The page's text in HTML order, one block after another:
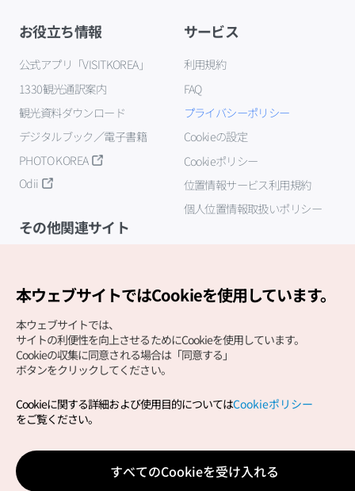
お役立ち情報
公式アプリ「VISITKOREA」
1330観光通訳案内
観光資料ダウンロード
デジタルブック／電子書籍
PHOTO KOREA
Odii
サービス
利用規約
FAQ
プライバシーポリシー
Cookieの設定
Cookieポリシー
位置情報サービス利用規約
個人位置情報取扱いポリシー
その他関連サイト
Copyright (c) Korea Tourism Organization All Rights
サイトエラー報告公式メール
japanese@knto.or.kr
本ウェブサイトではCookieを使用しています。
本ウェブサイトでは、
サイトの利便性を向上させるためにCookieを使用しています。
Cookieの収集に同意される場合は「同意する」
ボタンをクリックしてください。
Cookieに関する詳細および使用目的についてはCookieポリシー
をご覧ください。
すべてのCookieを受け入れる